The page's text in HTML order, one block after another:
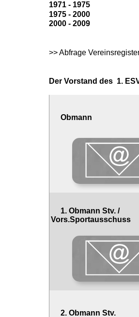
1971 - 1975
1975 - 2000
2000 - 2009
>>Abfrage
Der Vorstand des 1.
Obmann
1. Obmann Stv. /
Vors.Sportausschuss
2. Obmann Stv.